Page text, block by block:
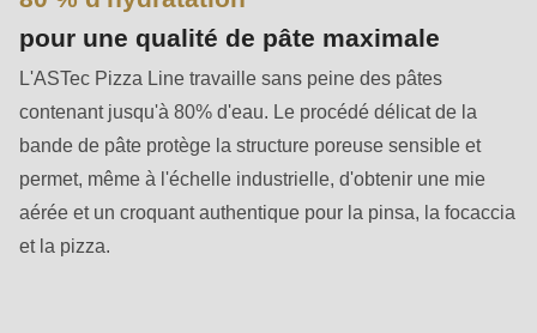
($string)
of
type
string
is
deprecated
in
Drupal\rondo_contact\ContactService-
pour une qualité de pâte maximale
L'ASTec Pizza Line travaille sans peine des pâtes
contenant jusqu'à 80% d'eau. Le procédé délicat de la
bande de pâte protège la structure poreuse sensible et
permet, même à l'échelle industrielle, d'obtenir une mie
aérée et un croquant authentique pour la pinsa, la focaccia
et la pizza.